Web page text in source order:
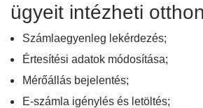
ügyeit intézheti
Számlaegyenleg lekérdezés;
Értesítési adatok módosítása;
Mérőállás bejelentés;
E-számla igénylés és letöltés;